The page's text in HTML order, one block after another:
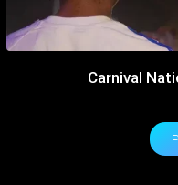
Carnival